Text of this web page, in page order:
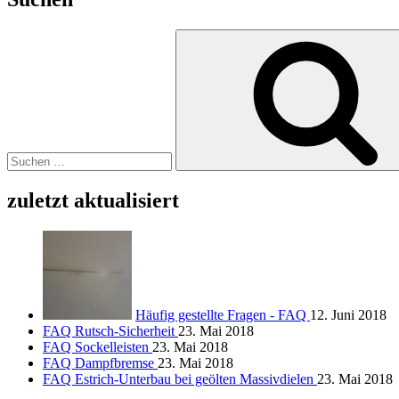
zuletzt aktualisiert
Häufig gestellte Fragen - FAQ 12. Juni 2018
FAQ Rutsch-Sicherheit 23. Mai 2018
FAQ Sockelleisten 23. Mai 2018
FAQ Dampfbremse 23. Mai 2018
FAQ Estrich-Unterbau bei geölten Massivdielen 23. Mai 2018